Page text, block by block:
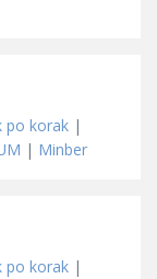
po korak |
| Minber
po korak |